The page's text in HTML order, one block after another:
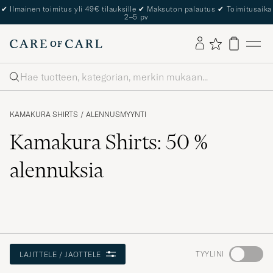
✔ Ilmainen toimitus yli 49€ tilauksille ✔ Maksuton palautus ✔ Toimitusaika
2–5 pv
Haku
KAMAKURA SHIRTS / ALENNUSMYYNTI
Kamakura Shirts: 50 %
alennuksia
LAJITTELE / JAOTTELE TYYLINI
Aktivoi